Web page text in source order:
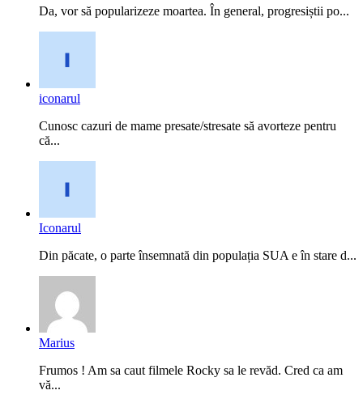
Da, vor să popularizeze moartea. În general, progresiștii po...
iconarul
Cunosc cazuri de mame presate/stresate să avorteze pentru
că...
Iconarul
Din păcate, o parte însemnată din populația SUA e în stare d...
Marius
Frumos ! Am sa caut filmele Rocky sa le revăd. Cred ca am
vă...